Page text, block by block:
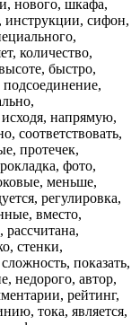
нового, шкафа,
инструкции, сифон,
количество,
быстро,
напрямую,
соответствовать,
протечек,
фото,
меньше,
регулировка,
вместо,
стенки,
показать,
недорого, автор,
рейтинг,
тока, является,